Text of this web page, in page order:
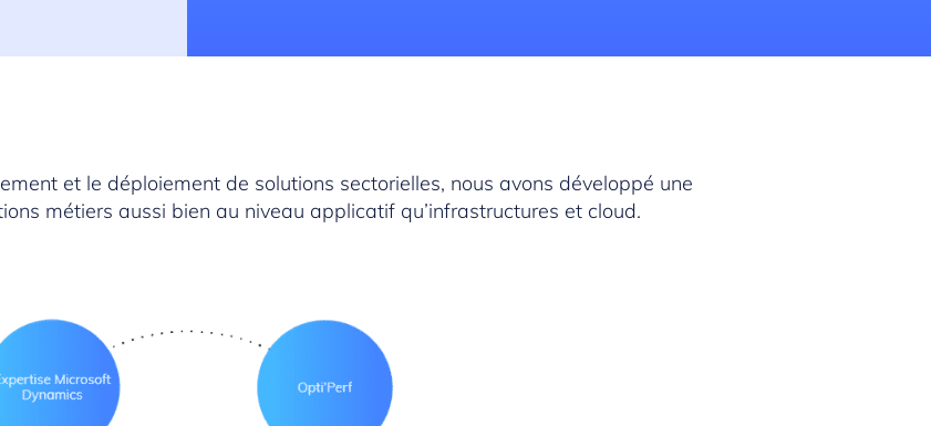
et le déploiement de solutions sectorielles, nous avons développé une
métiers aussi bien au niveau applicatif qu’infrastructures et cloud.